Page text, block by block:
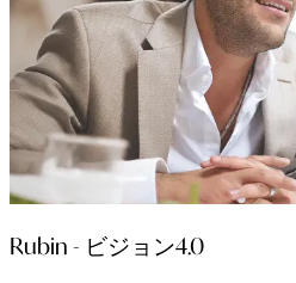
Rubin - ビジョン4.0